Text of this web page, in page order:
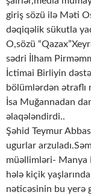
giriş sözü ilə Məti
dəqiqəlik sükutla
O,sözü
sədri İlham
İctimai Birliyin
bölümlərdən ətraflı
İsa Muğannadan
əlaqələndirdi..
Şəhid Teymur
ugurlar
müəllimləri- Manya
hələ kiçik
nəticəsinin bu yerə